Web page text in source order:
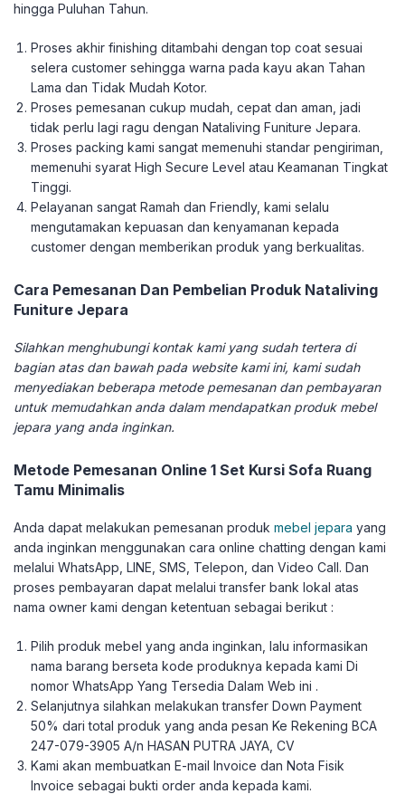
hingga Puluhan Tahun.
Proses akhir finishing ditambahi dengan top coat sesuai
selera customer sehingga warna pada kayu akan Tahan
Lama dan Tidak Mudah Kotor.
Proses pemesanan cukup mudah, cepat dan aman, jadi
tidak perlu lagi ragu dengan Nataliving Funiture Jepara.
Proses packing kami sangat memenuhi standar pengiriman,
memenuhi syarat High Secure Level atau Keamanan Tingkat
Tinggi.
Pelayanan sangat Ramah dan Friendly, kami selalu
mengutamakan kepuasan dan kenyamanan kepada
customer dengan memberikan produk yang berkualitas.
Cara Pemesanan Dan Pembelian Produk Nataliving
Funiture Jepara
Silahkan menghubungi kontak kami yang sudah tertera di
bagian atas dan bawah pada website kami ini, kami sudah
menyediakan beberapa metode pemesanan dan pembayaran
untuk memudahkan anda dalam mendapatkan produk mebel
jepara yang anda inginkan.
Metode Pemesanan Online 1 Set Kursi Sofa Ruang
Tamu Minimalis
Anda dapat melakukan pemesanan produk mebel jepara yang
anda inginkan menggunakan cara online chatting dengan kami
melalui WhatsApp, LINE, SMS, Telepon, dan Video Call. Dan
proses pembayaran dapat melalui transfer bank lokal atas
nama owner kami dengan ketentuan sebagai berikut :
Pilih produk mebel yang anda inginkan, lalu informasikan
nama barang berseta kode produknya kepada kami Di
nomor WhatsApp Yang Tersedia Dalam Web ini .
Selanjutnya silahkan melakukan transfer Down Payment
50% dari total produk yang anda pesan Ke Rekening BCA
247-079-3905 A/n HASAN PUTRA JAYA, CV
Kami akan membuatkan E-mail Invoice dan Nota Fisik
Invoice sebagai bukti order anda kepada kami.